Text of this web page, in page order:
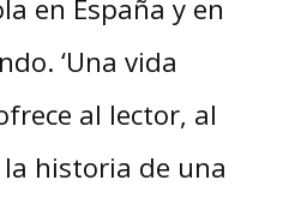
en España y en
‘Una vida
al lector, al
historia de una